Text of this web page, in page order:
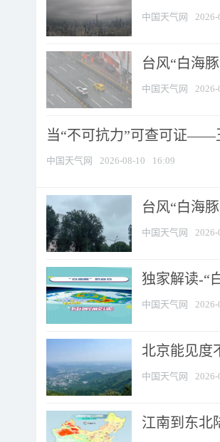
中国天气网 2026-
台风“白海
中国天气网 2026-
当“不可抗力”可查可证——
中国天气网 2026-08-10 16:09
台风“白海
中国天气网 2026-
独家解读-“
中国天气网 2026-
北京能见度
中国天气网 2026-
江南到东北